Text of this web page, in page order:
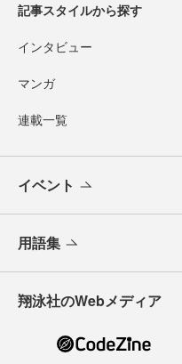
記事スタイルから探す
インタビュー
マンガ
連載一覧
イベント
用語集
翔泳社のWebメディア